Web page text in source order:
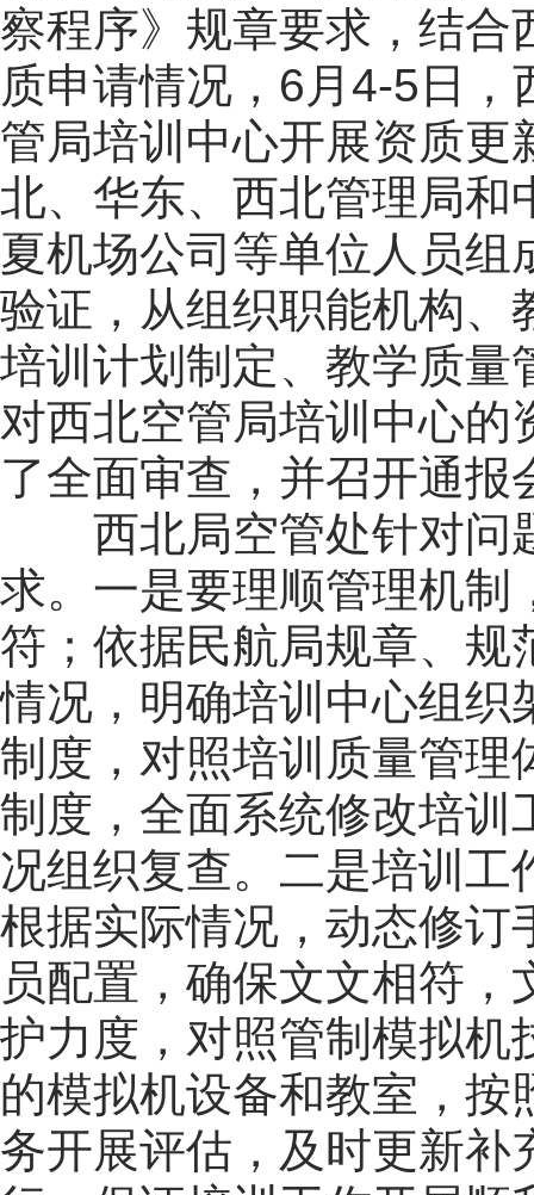
察程序》规章要求，结合
质申请情况，6月4-5日
管局培训中心开展资质更
北、华东、西北管理局和
夏机场公司等单位人员
验证，从组织职能机构、
培训计划制定、教学质量
对西北空管局培训中心
了全面审查，并召开通报
西北局空管处针对问
求。一是要理顺管理机制
符；依据民航局规章、规
情况，明确培训中心组织
制度，对照培训质量管理
制度，全面系统修改培训
况组织复查。二是培训工
根据实际情况，动态修订
员配置，确保文文相符
护力度，对照管制模拟机
的模拟机设备和教室，
务开展评估，及时更新补